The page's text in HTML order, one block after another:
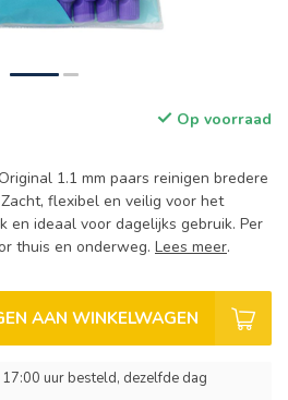
Op voorraad
1.1 mm paars reinigen bredere
flexibel en veilig voor het
en ideaal voor dagelijks gebruik. Per
thuis en onderweg. Lees meer.
AAN WINKELWAGEN
uur besteld, dezelfde dag